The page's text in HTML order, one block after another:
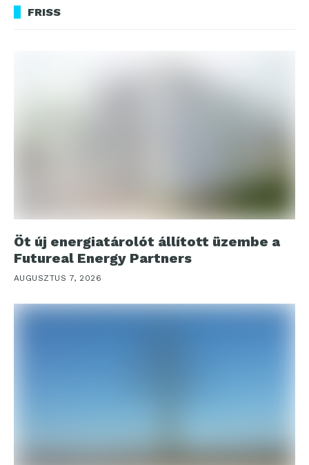
FRISS
Öt új energiatárolót állított üzembe a
Futureal Energy Partners
AUGUSZTUS 7, 2026